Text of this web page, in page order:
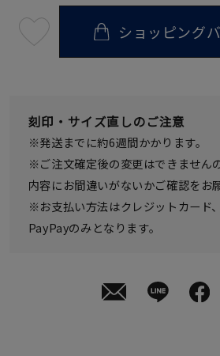
08
送
¥55,000 (tax
in)
ショッピング
刻印・サイズ直しのご注意
※発送までに約6週間かかります。
※ご注文確定後の変更はできません
内容にお間違いがないかご確認をお
※お支払い方法はクレジットカード
PayPayのみとなります。